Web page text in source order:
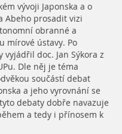
vývoji Japonska a o
Abeho prosadit vizi
obranné a
mírové ústavy. Po
doc. Jan Sýkora z
Dle něj je téma
součástí debat
a jeho vyrovnání se
debaty dobře navazuje
a tedy i přínosem k